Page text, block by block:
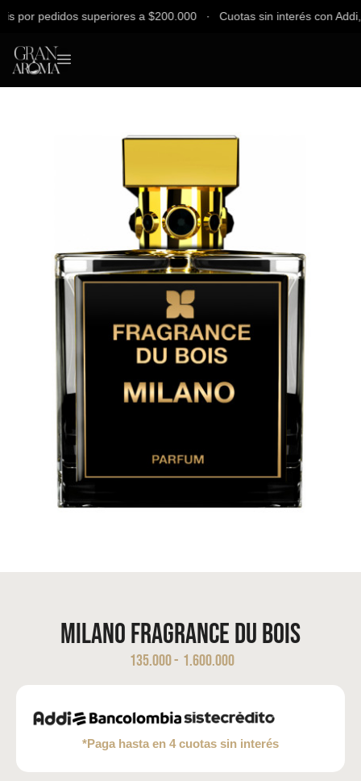
pedidos superiores a $200.000 ∙ Cuotas sin interés con Addi,
Milano Fragrance Du Bois
135.000- 1.600.000
*Paga hasta en 4 cuotas sin interés